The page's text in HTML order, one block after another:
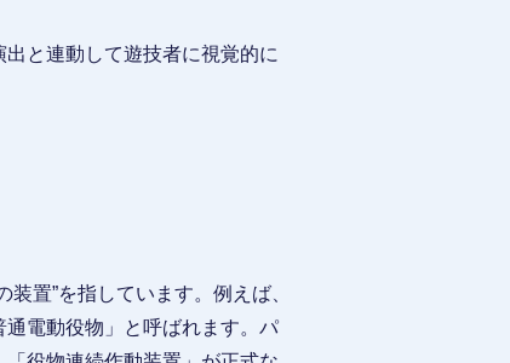
と連動して遊技者に視覚的に
置”を指しています。例えば、
電動役物」と呼ばれます。パ